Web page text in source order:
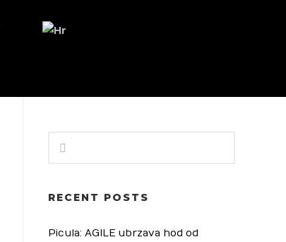
RECENT POSTS
Picula: AGILE ubrzava hod od